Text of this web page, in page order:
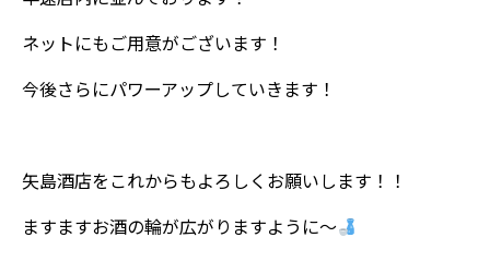
ネットにもご用意がございます！
今後さらにパワーアップしていきます！
矢島酒店をこれからもよろしくお願いします！！
ますますお酒の輪が広がりますように～